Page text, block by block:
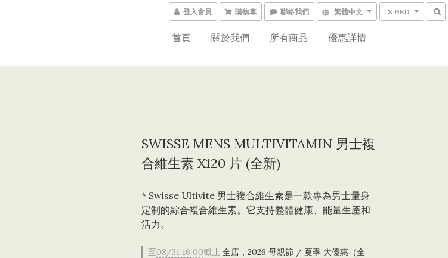
登入會員 購物車 聯絡我們 繁體中文 $ HKD
首頁 關於我們 所有商品 優惠詳情
SWISSE MENS MULTIVITAMIN 男士複
合維生素 X120 片 (全新)
* Swisse Ultivite 男士複合維生素是一款專為男士量身
定制的綜合複合維生素。它支持整體健康、能量生產和
活力。
至08/31 16:00截止 全店，2026 母親節 / 夏季 大優惠（全